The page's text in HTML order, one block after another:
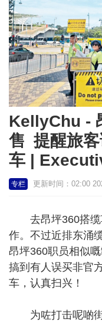
KellyChu -
售 提醒旅
车 |
专栏 更新时间：02:00
去昂坪360搭缆
作。不过近排东涌
昂坪360职员相似
搞到有人误买非官
车，认真扫兴！
为咗打击呢啲街